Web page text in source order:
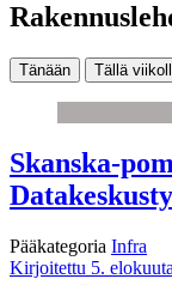
Tänään Tällä
Skanska-
Pääkategoria Infra
Kirjoitettu 5.